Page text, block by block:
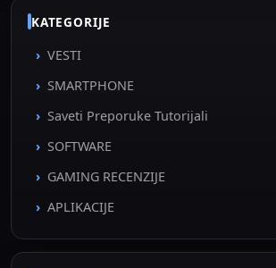
KATEGORIJE
VESTI
SMARTPHONE
Saveti Preporuke Tutorijali
SOFTWARE
GAMING RECENZIJE
APLIKACIJE